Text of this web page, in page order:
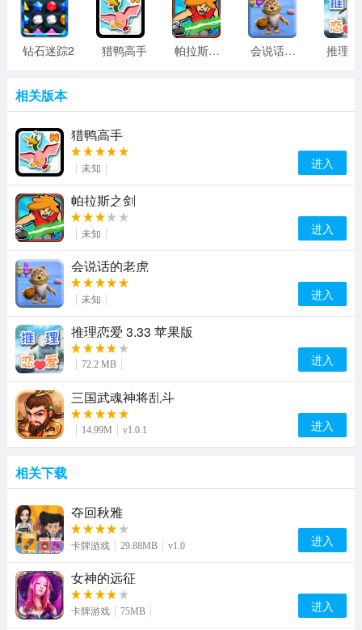
钻石迷踪2 猎鸭高手 帕拉斯之剑 会说话的老虎
相关版本
猎鸭高手
未知 进入
帕拉斯之剑
未知 进入
会说话的老虎
未知 进入
推理恋爱 3.33 苹果版
72.2 MB 进入
三国武魂神将乱斗
14.99M v1.0.1 进入
相关下载
夺回秋雅
卡牌游戏 29.88MB v1.0 进入
女神的远征
卡牌游戏 75MB 进入